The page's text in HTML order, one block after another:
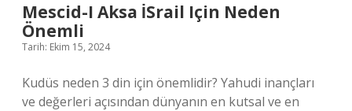
Mescid-I Aksa İSrail Için Neden
Önemli
Tarih: Ekim 15, 2024
Kudüs neden 3 din için önemlidir? Yahudi inançları
ve değerleri açısından dünyanın en kutsal ve en